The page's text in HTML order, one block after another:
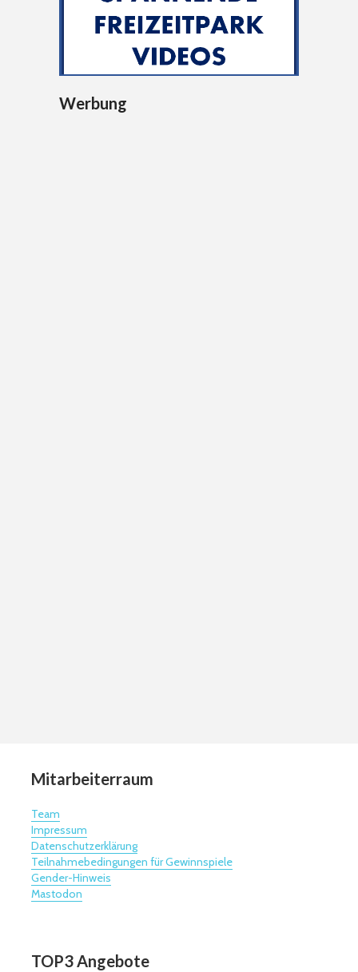
Werbung
Mitarbeiterraum
Team
Impressum
Datenschutzerklärung
Teilnahmebedingungen für Gewinnspiele
Gender-Hinweis
Mastodon
TOP3 Angebote